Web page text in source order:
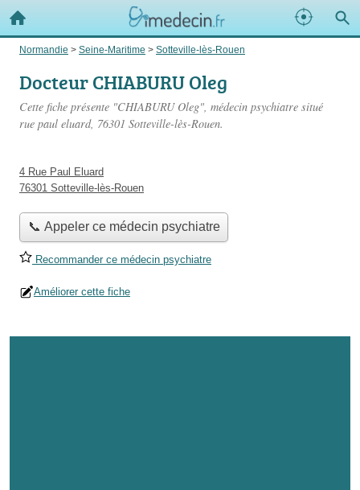
Normandie > Seine-Maritime > Sotteville-lès-Rouen
Docteur CHIABURU Oleg
Cette fiche présente "CHIABURU Oleg", médecin psychiatre situé
rue paul eluard, 76301 Sotteville-lès-Rouen.
4 Rue Paul Eluard
76301 Sotteville-lès-Rouen
📞 Appeler ce médecin psychiatre
Recommander ce médecin psychiatre
Améliorer cette fiche